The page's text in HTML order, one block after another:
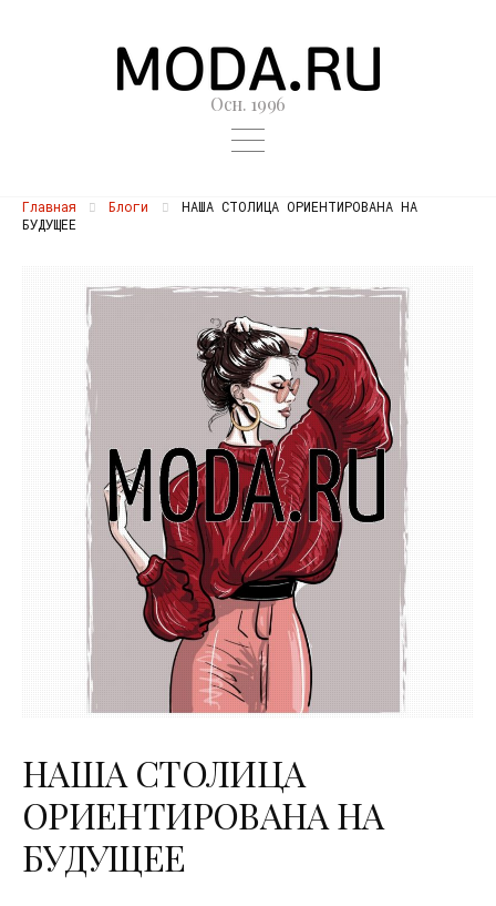
Осн. 1996
Главная Блоги
НАША СТОЛИЦА ОРИЕНТИРОВАНА НА
БУДУЩЕЕ
НАША СТОЛИЦА
ОРИЕНТИРОВАНА НА
БУДУЩЕЕ